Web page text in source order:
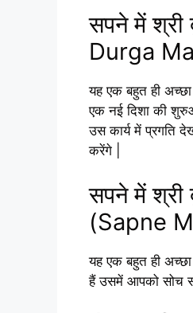
सपने में श्री
Durga
यह एक बहुत ही
एक नई दिशा की
उस कार्य में प्रगति
करेंगे |
सपने में श्री
(Sapne
यह एक बहुत ही
हैं उसमें आपको सोच